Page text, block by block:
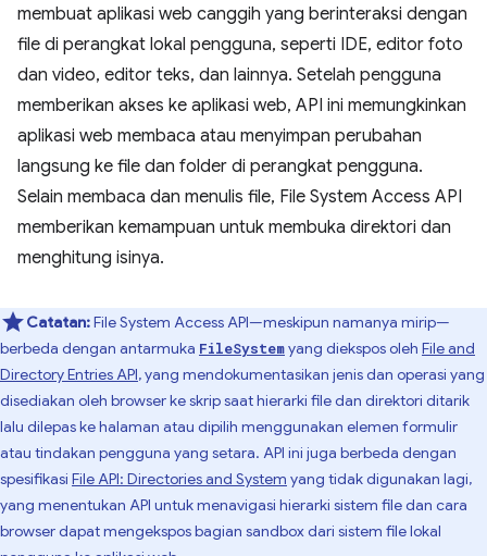
membuat aplikasi web canggih yang berinteraksi dengan
file di perangkat lokal pengguna, seperti IDE, editor foto
dan video, editor teks, dan lainnya. Setelah pengguna
memberikan akses ke aplikasi web, API ini memungkinkan
aplikasi web membaca atau menyimpan perubahan
langsung ke file dan folder di perangkat pengguna.
Selain membaca dan menulis file, File System Access API
memberikan kemampuan untuk membuka direktori dan
menghitung isinya.
Catatan:File System Access API—meskipun namanya mirip—
berbeda dengan antarmuka FileSystemyang diekspos oleh File and
Directory Entries API, yang mendokumentasikan jenis dan operasi yang
disediakan oleh browser ke skrip saat hierarki file dan direktori ditarik
lalu dilepas ke halaman atau dipilih menggunakan elemen formulir
atau tindakan pengguna yang setara. API ini juga berbeda dengan
spesifikasi File API: Directories and System yang tidak digunakan lagi,
yang menentukan API untuk menavigasi hierarki sistem file dan cara
browser dapat mengekspos bagian sandbox dari sistem file lokal